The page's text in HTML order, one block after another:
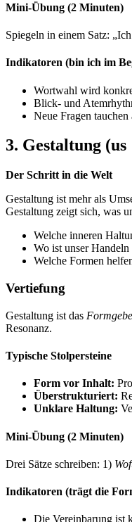
Mini-Übung (2 Minuten)
Spiegeln in einem Satz:
Indikatoren (bin ich im
Wortwahl wird
Blick- und
Neue Fragen
3. Gestaltung
Der Schritt in die Welt
Gestaltung ist mehr als
Gestaltung zeigt sich, was
Welche inneren
Wo ist unser
Welche Formen
Vertiefung
Gestaltung ist das
Resonanz.
Typische Stolpersteine
Form vor Inhalt:
Überstrukturiert:
Unklare Haltung:
Mini-Übung (2 Minuten)
Drei Sätze schreiben: 1)
Indikatoren (trägt die
Die Vereinbarung ist